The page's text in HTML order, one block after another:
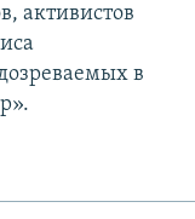
активистов
в